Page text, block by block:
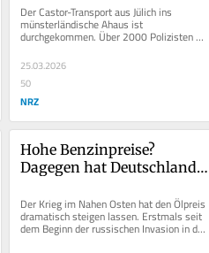
Der Castor-Transport aus Jülich ins
münsterländische Ahaus ist
durchgekommen. Über 2000 Polizisten
waren im Einsatz, um die Fahrt des...
25.03.2026
50
NRZ
Hohe Benzinpreise?
Dagegen hat Deutschland
Der Krieg im Nahen Osten hat den Ölpreis
dramatisch steigen lassen. Erstmals seit
dem Beginn der russischen Invasion in der
Ukraine liegt er deutlich...